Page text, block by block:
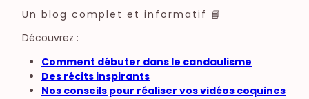
Un blog complet et informatif 📘
Découvrez :
Comment débuter dans le candaulisme
Des récits inspirants
Nos conseils pour réaliser vos vidéos coquines